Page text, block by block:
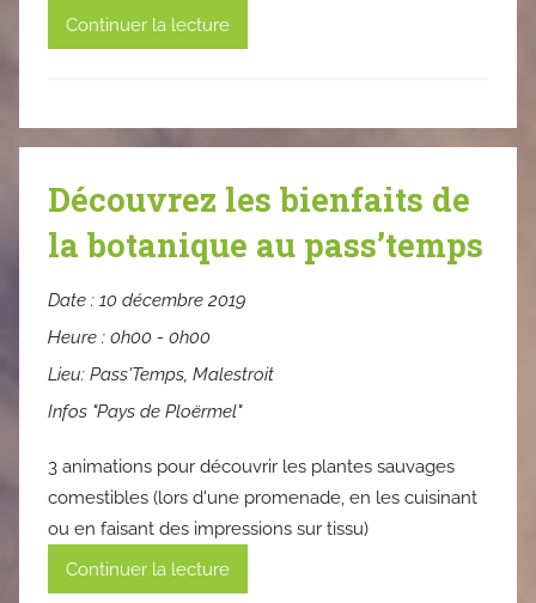
Continuer la lecture
Découvrez les bienfaits de
la botanique au pass’temps
Date : 10 décembre 2019
Heure : 0h00 - 0h00
Lieu: Pass'Temps, Malestroit
Infos "Pays de Ploërmel"
3 animations pour découvrir les plantes sauvages
comestibles (lors d'une promenade, en les cuisinant
ou en faisant des impressions sur tissu)
Continuer la lecture